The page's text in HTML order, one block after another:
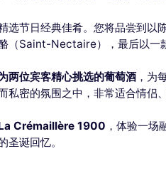
精选节日经典佳肴。您将品尝到
（Saint-Nectaire），最后以一
两位宾客精心挑选的葡萄酒 ，为
私密的氛围之中，非常适合情侣
Crémaillère 1900 ，体验一场
诞回忆。